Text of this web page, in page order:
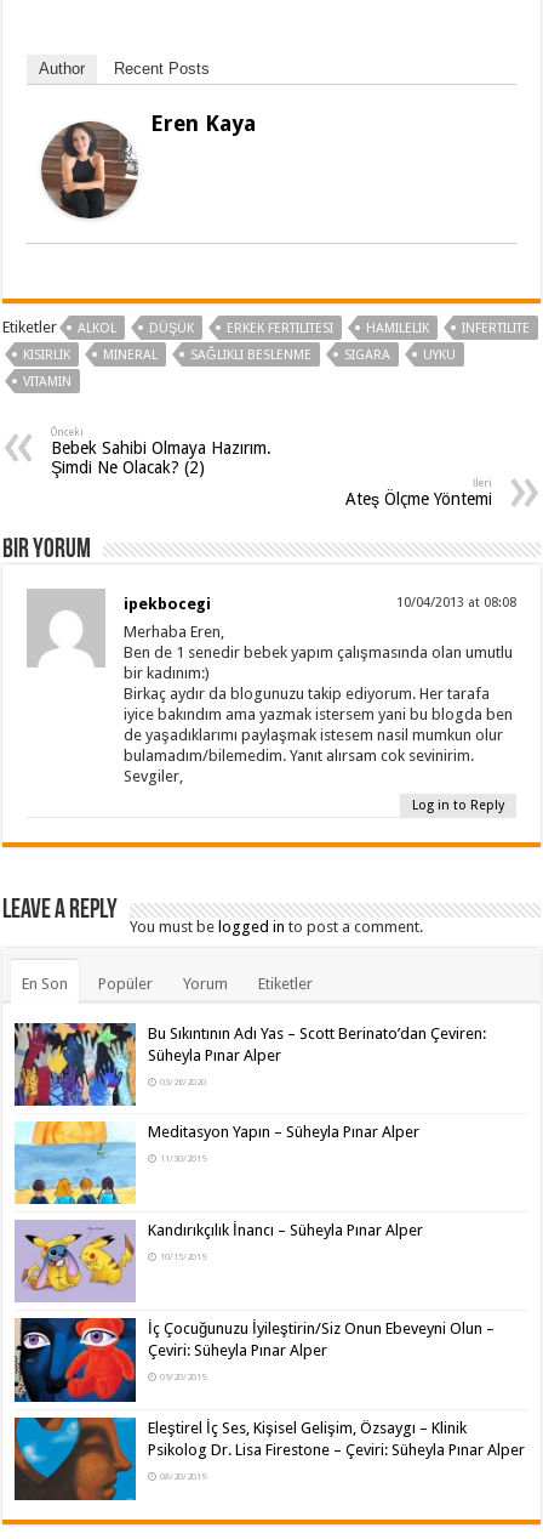
Author Recent Posts
Eren Kaya
Etiketler ALKOL DÜŞÜK ERKEK FERTILITESI HAMILELIK
INFERTILITE
KISIRLIK
MINERAL SAĞLIKLI BESLENME SIGARA
UYKU
VITAMIN
Önceki
Bebek Sahibi Olmaya Hazırım.
Şimdi Ne Olacak? (2)
İleri
Ateş Ölçme Yöntemi
Bir yorum
ipekbocegi 10/04/2013 at 08:08
Merhaba Eren,
Ben de 1 senedir bebek yapım çalışmasında olan umutlu
bir kadınım:)
Birkaç aydır da blogunuzu takip ediyorum. Her tarafa
iyice bakındım ama yazmak istersem yani bu blogda ben
de yaşadıklarımı paylaşmak istesem nasil mumkun olur
bulamadım/bilemedim. Yanıt alırsam cok sevinirim.
Sevgiler,
Log in to Reply
Leave a Reply
You must be logged in to post a comment.
En Son Popüler Yorum Etiketler
Bu Sıkıntının Adı Yas – Scott Berinato’dan Çeviren:
Süheyla Pınar Alper
03/26/2020
Meditasyon Yapın – Süheyla Pınar Alper
11/30/2019
Kandırıkçılık İnancı – Süheyla Pınar Alper
10/15/2019
İç Çocuğunuzu İyileştirin/Siz Onun Ebeveyni Olun –
Çeviri: Süheyla Pınar Alper
09/20/2019
Eleştirel İç Ses, Kişisel Gelişim, Özsaygı – Klinik
Psikolog Dr. Lisa Firestone – Çeviri: Süheyla Pınar Alper
08/20/2019